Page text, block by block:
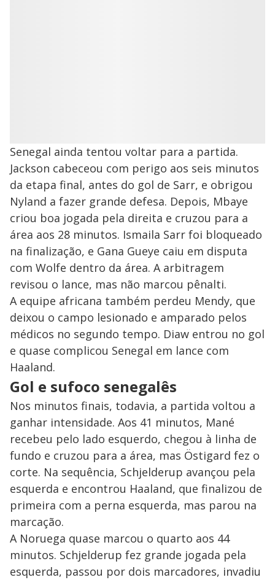
Senegal ainda tentou voltar para a partida.
Jackson cabeceou com perigo aos seis minutos
da etapa final, antes do gol de Sarr, e obrigou
Nyland a fazer grande defesa. Depois, Mbaye
criou boa jogada pela direita e cruzou para a
área aos 28 minutos. Ismaila Sarr foi bloqueado
na finalização, e Gana Gueye caiu em disputa
com Wolfe dentro da área. A arbitragem
revisou o lance, mas não marcou pênalti.
A equipe africana também perdeu Mendy, que
deixou o campo lesionado e amparado pelos
médicos no segundo tempo. Diaw entrou no gol
e quase complicou Senegal em lance com
Haaland.
Gol e sufoco senegalês
Nos minutos finais, todavia, a partida voltou a
ganhar intensidade. Aos 41 minutos, Mané
recebeu pelo lado esquerdo, chegou à linha de
fundo e cruzou para a área, mas Östigard fez o
corte. Na sequência, Schjelderup avançou pela
esquerda e encontrou Haaland, que finalizou de
primeira com a perna esquerda, mas parou na
marcação.
A Noruega quase marcou o quarto aos 44
minutos. Schjelderup fez grande jogada pela
esquerda, passou por dois marcadores, invadiu